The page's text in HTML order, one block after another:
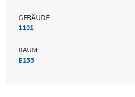
GEBÄUDE
1101
RAUM
E133